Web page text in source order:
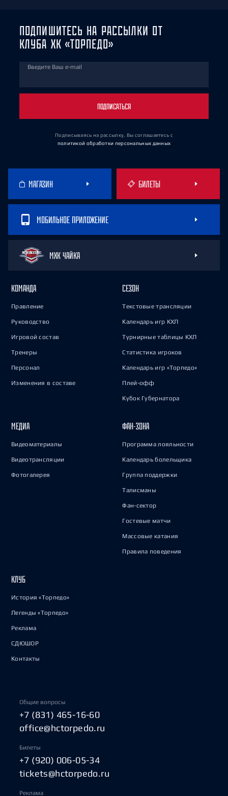
ПОДПИШИТЕСЬ НА РАССЫЛКИ ОТ
КЛУБА ХК «ТОРПЕДО»
Введите Ваш e-mail
ПОДПИСАТЬСЯ
Подписываясь на рассылку, Вы соглашаетесь с
политикой обработки персональных данных
МАГАЗИН БИЛЕТЫ
МОБИЛЬНОЕ ПРИЛОЖЕНИЕ
МХК ЧАЙКА
КОМАНДА
Правление
Руководство
Игровой состав
Тренеры
Персонал
Изменения в составе
СЕЗОН
Текстовые трансляции
Календарь игр КХЛ
Турнирные таблицы КХЛ
Статистика игроков
Календарь игр «Торпедо»
Плей-офф
Кубок Губернатора
МЕДИА
Видеоматериалы
Видеотрансляции
Фотогалерея
ФАН-ЗОНА
Программа лояльности
Календарь болельщика
Группа поддержки
Талисманы
Фан-сектор
Гостевые матчи
Массовые катания
Правила поведения
КЛУБ
История «Торпедо»
Легенды «Торпедо»
Реклама
СДЮШОР
Контакты
Общие вопросы
+7 (831) 465-16-60
office@hctorpedo.ru
Билеты
+7 (920) 006-05-34
tickets@hctorpedo.ru
Реклама